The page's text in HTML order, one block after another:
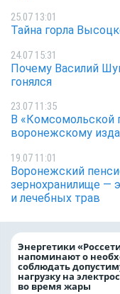
25.07 13:01
Тайна горла
24.07 15:31
Почему Василий
гонялся
23.07 11:35
В «Комсомольской
воронежскому
19.07 11:01
Воронежский
зернохранилище —
и лечебных трав
Энергетики
напоминают о
соблюдать
нагрузку на
во время жары